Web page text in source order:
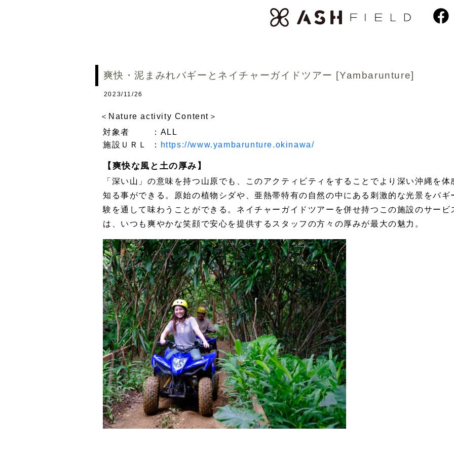
爽快・泥まみれバギーとネイチャーガイドツアー [Yambarunture]
2023/11/26
＜Nature activity Content＞
対象者
：ALL
施設ＵＲＬ
： https://www.yambarunture.okinawa/
【爽快な風と土の厚み】
「深い山」の意味を持つ山原でも、このアクティビティをすることでより深い沖縄を体
知る事ができる。原始の植物シダや、亜熱帯特有の自然の中にある刺激的な光景をバギ
験を通して味わうことができる。ネイチャーガイドツアーを併せ持つこの施設のサービ
は、いつも爽やかな笑顔で安心を提供するスタッフの方々の厚みが最大の魅力。